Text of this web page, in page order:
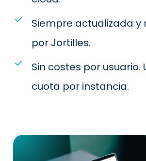
Siempre actualizada
por Jortilles.
Sin costes por usuario.
cuota por instancia.